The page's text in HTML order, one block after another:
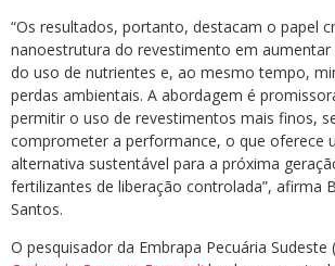
“Os resultados, portanto, destacam o papel
nanoestrutura do revestimento em aumentar
do uso de nutrientes e, ao mesmo tempo,
perdas ambientais. A abordagem é
permitir o uso de revestimentos mais finos,
comprometer a performance, o que oferece
alternativa sustentável para a próxima
fertilizantes de liberação controlada”, afirma
Santos.
O pesquisador da Embrapa Pecuária Sudeste